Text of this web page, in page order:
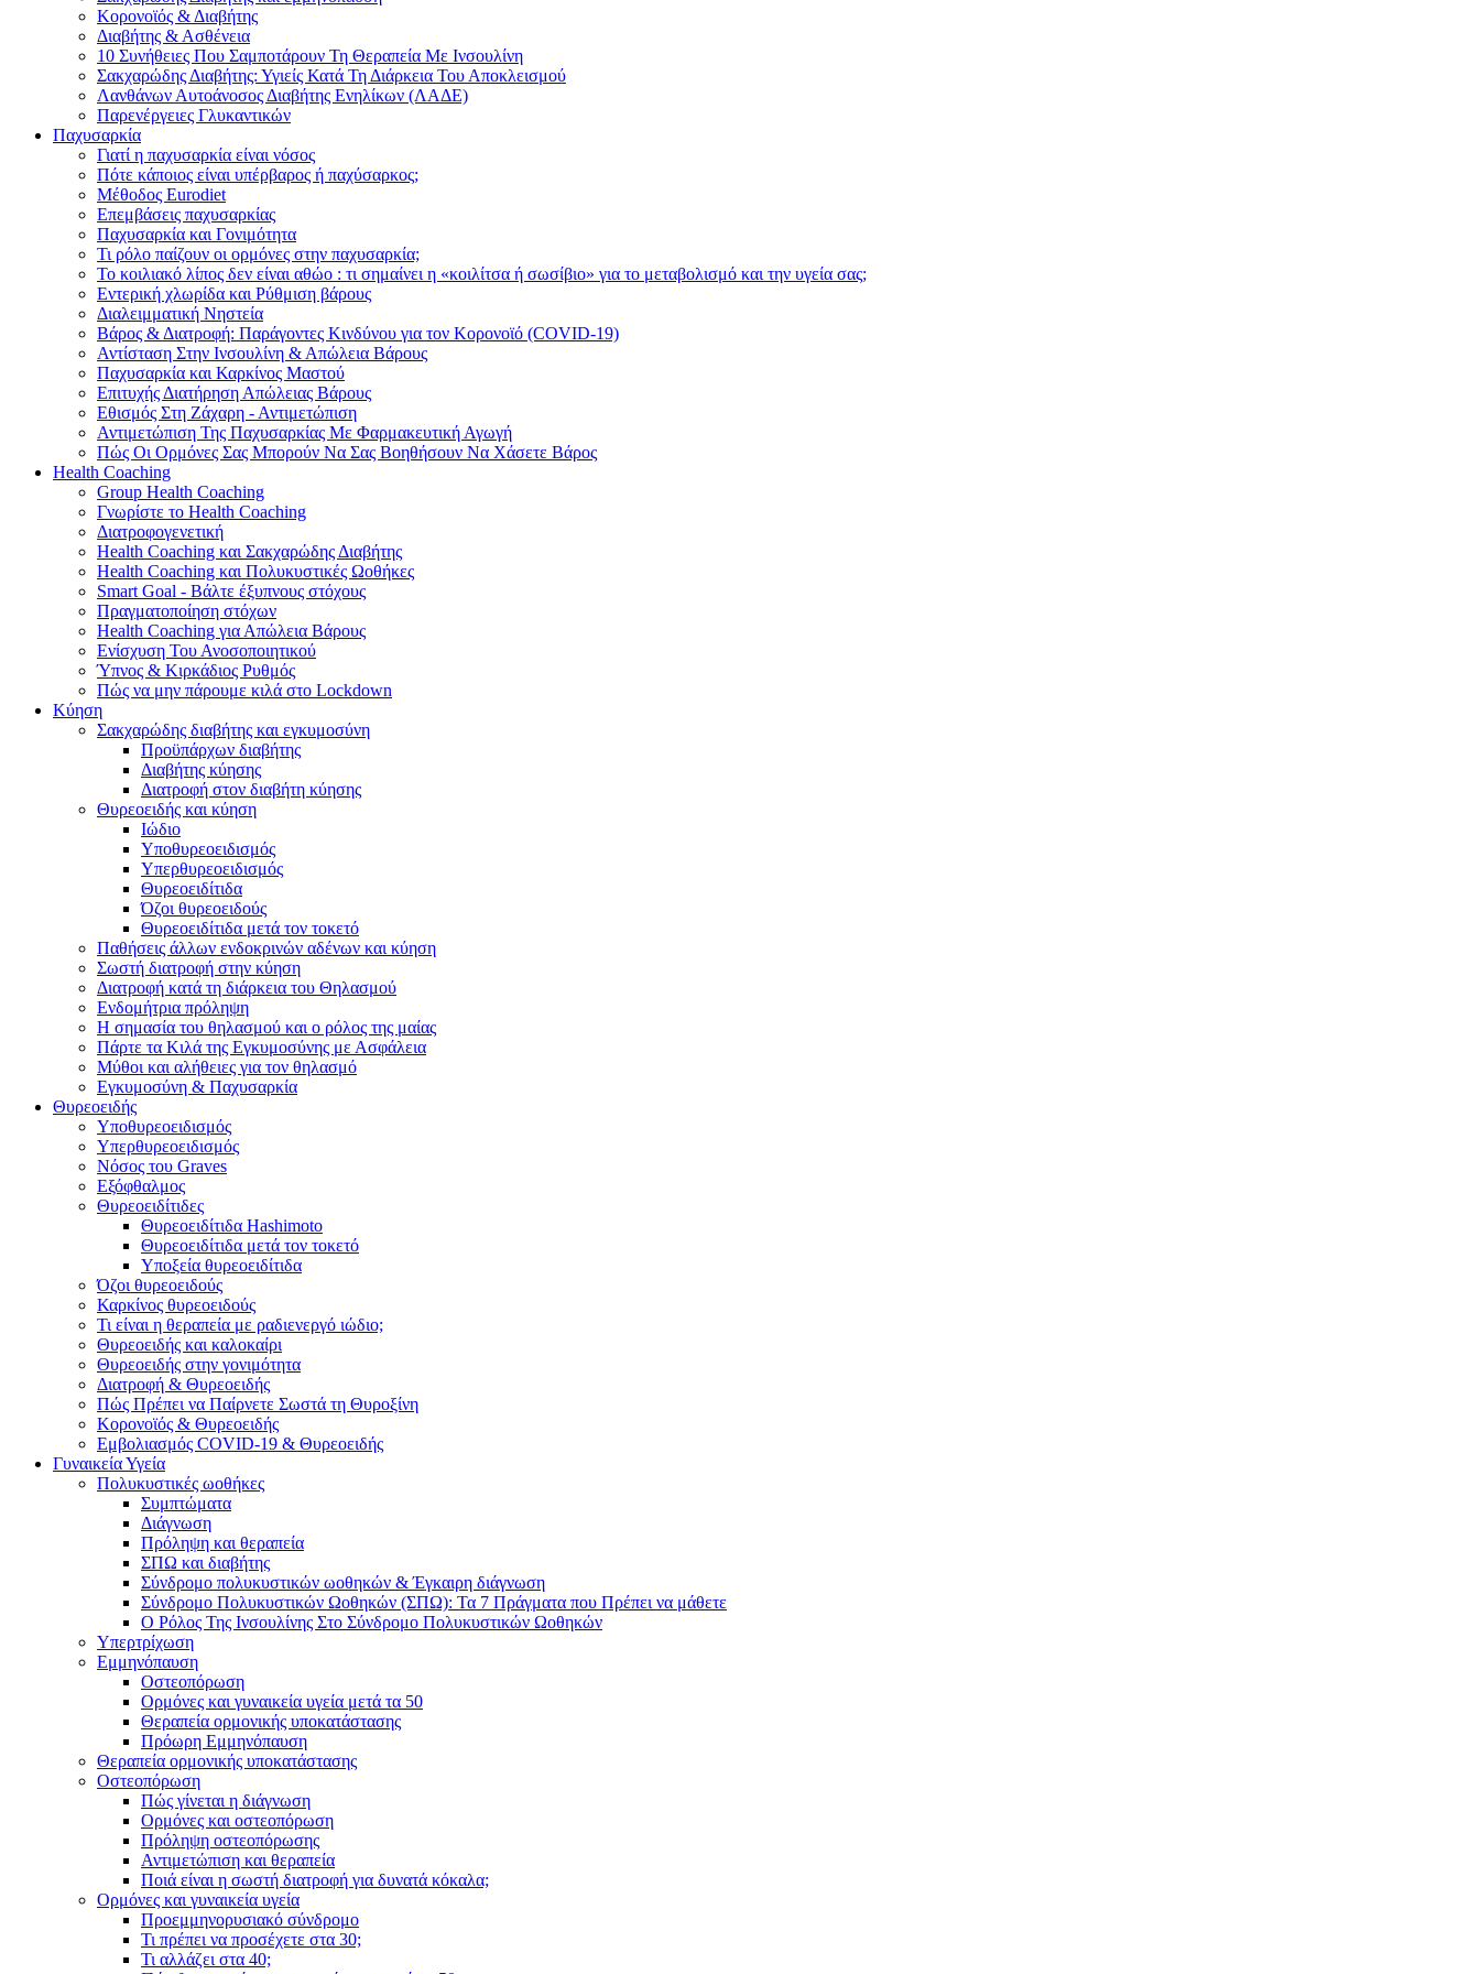
Κορονοϊός & Διαβήτης
Διαβήτης & Ασθένεια
10 Συνήθειες Που Σαμποτάρουν Τη Θεραπεία Με Ινσουλίνη
Σακχαρώδης Διαβήτης: Υγιείς Κατά Τη Διάρκεια Του Αποκλεισμού
Λανθάνων Αυτοάνοσος Διαβήτης Ενηλίκων (ΛΑΔΕ)
Παρενέργειες Γλυκαντικών
Παχυσαρκία
Γιατί η παχυσαρκία είναι νόσος
Πότε κάποιος είναι υπέρβαρος ή παχύσαρκος;
Μέθοδος Eurodiet
Επεμβάσεις παχυσαρκίας
Παχυσαρκία και Γονιμότητα
Τι ρόλο παίζουν οι ορμόνες στην παχυσαρκία;
Το κοιλιακό λίπος δεν είναι αθώο : τι σημαίνει η «κοιλίτσα ή σωσίβιο» για το μεταβολισμό και την υγεία σας;
Εντερική χλωρίδα και Ρύθμιση βάρους
Διαλειμματική Νηστεία
Βάρος & Διατροφή: Παράγοντες Κινδύνου για τον Κορονοϊό (COVID-19)
Αντίσταση Στην Ινσουλίνη & Απώλεια Βάρους
Παχυσαρκία και Καρκίνος Μαστού
Επιτυχής Διατήρηση Απώλειας Βάρους
Εθισμός Στη Ζάχαρη - Αντιμετώπιση
Αντιμετώπιση Της Παχυσαρκίας Με Φαρμακευτική Αγωγή
Πώς Οι Ορμόνες Σας Μπορούν Να Σας Βοηθήσουν Να Χάσετε Βάρος
Health Coaching
Group Health Coaching
Γνωρίστε το Health Coaching
Διατροφογενετική
Health Coaching και Σακχαρώδης Διαβήτης
Health Coaching και Πολυκυστικές Ωοθήκες
Smart Goal - Βάλτε έξυπνους στόχους
Πραγματοποίηση στόχων
Health Coaching για Απώλεια Βάρους
Ενίσχυση Του Ανοσοποιητικού
Ύπνος & Κιρκάδιος Ρυθμός
Πώς να μην πάρουμε κιλά στο Lockdown
Κύηση
Σακχαρώδης διαβήτης και εγκυμοσύνη
Προϋπάρχων διαβήτης
Διαβήτης κύησης
Διατροφή στον διαβήτη κύησης
Θυρεοειδής και κύηση
Ιώδιο
Υποθυρεοειδισμός
Υπερθυρεοειδισμός
Θυρεοειδίτιδα
Όζοι θυρεοειδούς
Θυρεοειδίτιδα μετά τον τοκετό
Παθήσεις άλλων ενδοκρινών αδένων και κύηση
Σωστή διατροφή στην κύηση
Διατροφή κατά τη διάρκεια του Θηλασμού
Ενδομήτρια πρόληψη
Η σημασία του θηλασμού και ο ρόλος της μαίας
Πάρτε τα Κιλά της Εγκυμοσύνης με Ασφάλεια
Μύθοι και αλήθειες για τον θηλασμό
Εγκυμοσύνη & Παχυσαρκία
Θυρεοειδής
Υποθυρεοειδισμός
Υπερθυρεοειδισμός
Νόσος του Graves
Εξόφθαλμος
Θυρεοειδίτιδες
Θυρεοειδίτιδα Hashimoto
Θυρεοειδίτιδα μετά τον τοκετό
Υποξεία θυρεοειδίτιδα
Όζοι θυρεοειδούς
Καρκίνος θυρεοειδούς
Τι είναι η θεραπεία με ραδιενεργό ιώδιο;
Θυρεοειδής και καλοκαίρι
Θυρεοειδής στην γονιμότητα
Διατροφή & Θυρεοειδής
Πώς Πρέπει να Παίρνετε Σωστά τη Θυροξίνη
Κορονοϊός & Θυρεοειδής
Εμβολιασμός COVID-19 & Θυρεοειδής
Γυναικεία Υγεία
Πολυκυστικές ωοθήκες
Συμπτώματα
Διάγνωση
Πρόληψη και θεραπεία
ΣΠΩ και διαβήτης
Σύνδρομο πολυκυστικών ωοθηκών & Έγκαιρη διάγνωση
Σύνδρομο Πολυκυστικών Ωοθηκών (ΣΠΩ): Τα 7 Πράγματα που Πρέπει να μάθετε
Ο Ρόλος Της Ινσουλίνης Στο Σύνδρομο Πολυκυστικών Ωοθηκών
Υπερτρίχωση
Εμμηνόπαυση
Οστεοπόρωση
Ορμόνες και γυναικεία υγεία μετά τα 50
Θεραπεία ορμονικής υποκατάστασης
Πρόωρη Εμμηνόπαυση
Θεραπεία ορμονικής υποκατάστασης
Οστεοπόρωση
Πώς γίνεται η διάγνωση
Ορμόνες και οστεοπόρωση
Πρόληψη οστεοπόρωσης
Αντιμετώπιση και θεραπεία
Ποιά είναι η σωστή διατροφή για δυνατά κόκαλα;
Ορμόνες και γυναικεία υγεία
Προεμμηνορυσιακό σύνδρομο
Τι πρέπει να προσέχετε στα 30;
Τι αλλάζει στα 40;